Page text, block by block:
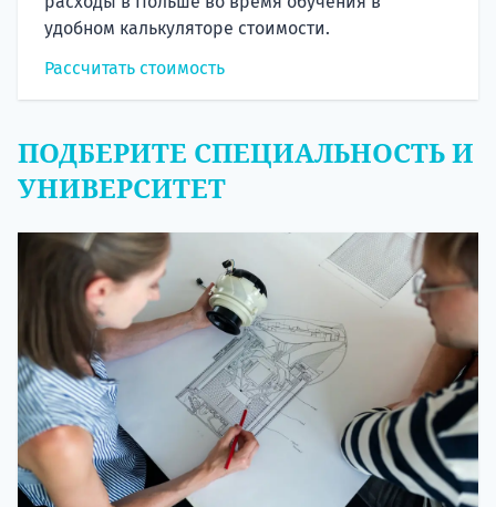
удобном калькуляторе стоимости.
Рассчитать стоимость
ПОДБЕРИТЕ СПЕЦИАЛЬНОСТЬ И
УНИВЕРСИТЕТ